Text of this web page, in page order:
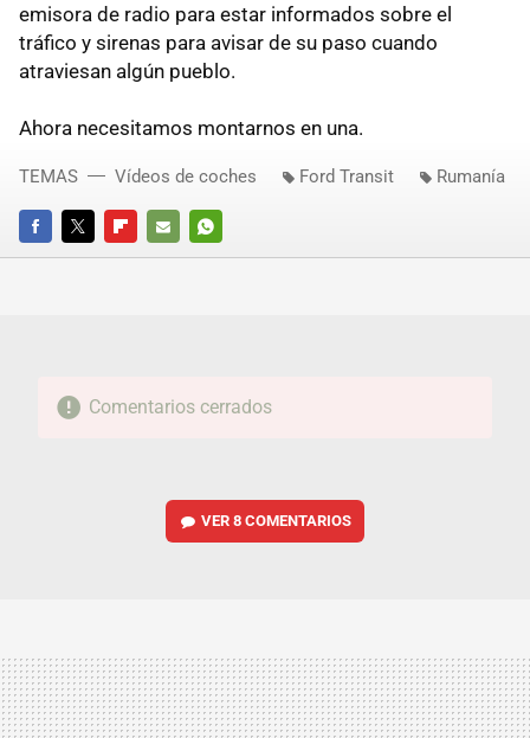
emisora de radio para estar informados sobre el
tráfico y sirenas para avisar de su paso cuando
atraviesan algún pueblo.
Ahora necesitamos montarnos en una.
FACEBOOKTWITTERFLIPBOARD
E-
WHATSAPP
TEMAS Vídeos de coches Ford Transit Rumanía
Comentarios cerrados
VER8 COMENTARIOS